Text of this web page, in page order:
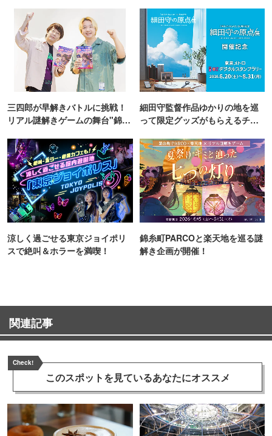
三四郎が早解きバトルに挑戦！
リアル謎解きゲームの舞台"錦糸
細田守監督作品ゆかりの地を巡
って限定グッズがもらえるチャ
涼しく過ごせる東京ジョイポリ
スで絶叫＆ホラーを満喫！
錦糸町PARCOと楽天地を巡る謎
解き企画が開催！
関連記事
Check!
このスポットを見ているあなたにオススメ